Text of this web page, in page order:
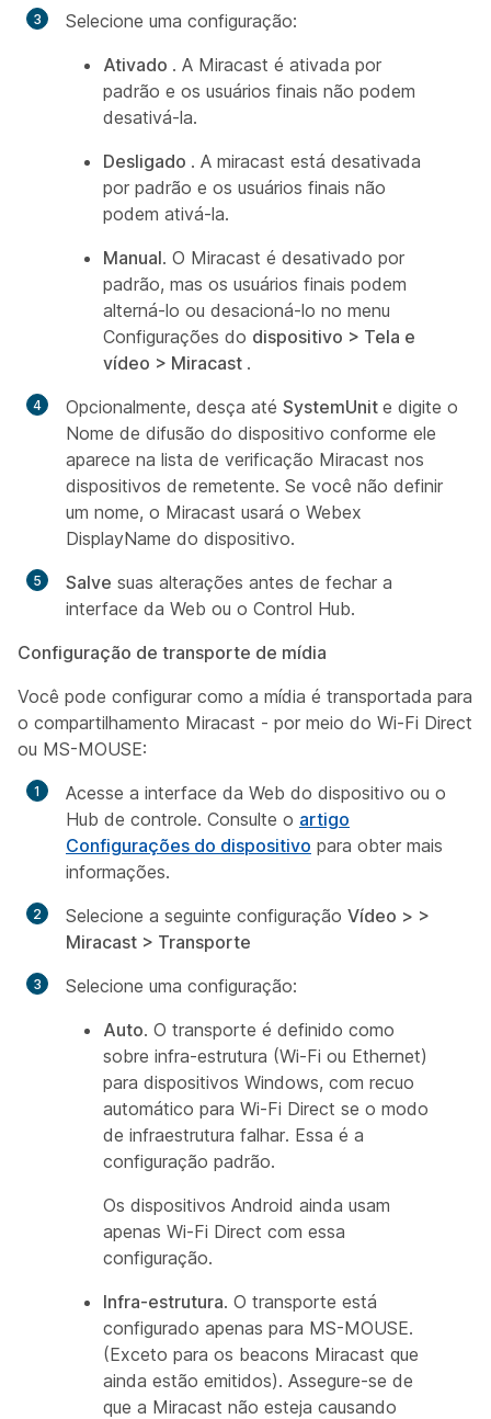
Selecione uma configuração:
Ativado . A Miracast é ativada por
padrão e os usuários finais não podem
desativá-la.
Desligado . A miracast está desativada
por padrão e os usuários finais não
podem ativá-la.
Manual. O Miracast é desativado por
padrão, mas os usuários finais podem
alterná-lo ou desacioná-lo no menu
Configurações do dispositivo > Tela e
vídeo > Miracast .
Opcionalmente, desça até SystemUnit e digite o
Nome de difusão do dispositivo conforme ele
aparece na lista de verificação Miracast nos
dispositivos de remetente. Se você não definir
um nome, o Miracast usará o Webex
DisplayName do dispositivo.
Salve suas alterações antes de fechar a
interface da Web ou o Control Hub.
Configuração de transporte de mídia
Você pode configurar como a mídia é transportada para
o compartilhamento Miracast - por meio do Wi-Fi Direct
ou MS-MOUSE:
Acesse a interface da Web do dispositivo ou o
Hub de controle. Consulte o artigo
Configurações do dispositivo para obter mais
informações.
Selecione a seguinte configuração Vídeo > >
Miracast > Transporte
Selecione uma configuração:
Auto. O transporte é definido como
sobre infra-estrutura (Wi-Fi ou Ethernet)
para dispositivos Windows, com recuo
automático para Wi-Fi Direct se o modo
de infraestrutura falhar. Essa é a
configuração padrão.
Os dispositivos Android ainda usam
apenas Wi-Fi Direct com essa
configuração.
Infra-estrutura. O transporte está
configurado apenas para MS-MOUSE.
(Exceto para os beacons Miracast que
ainda estão emitidos). Assegure-se de
que a Miracast não esteja causando